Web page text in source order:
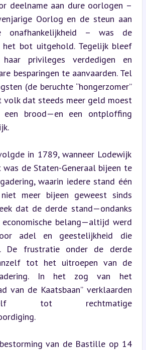
deelname aan dure oorlogen –
Oorlog en de steun aan
onafhankelijkheid – was de
bot uitgehold. Tegelijk bleef
privileges verdedigen en
besparingen te aanvaarden. Tel
(de beruchte “hongerzomer”
volk dat steeds meer geld moest
een brood—en een ontploffing
in 1789, wanneer Lodewijk
was de Staten-Generaal bijeen te
waarin iedere stand één
meer bijeen geweest sinds
dat de derde stand—ondanks
economische belang—altijd werd
adel en geestelijkheid die
De frustratie onder de derde
tot het uitroepen van de
In het zog van het
van de Kaatsbaan” verklaarden
tot rechtmatige
van de Bastille op 14